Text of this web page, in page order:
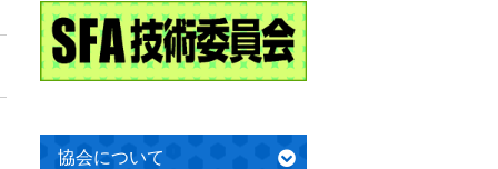
協会について